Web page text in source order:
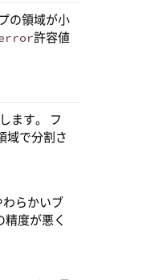
の領域が小
許容値
ます。 フ
域で分割さ
らかいブ
度が悪く